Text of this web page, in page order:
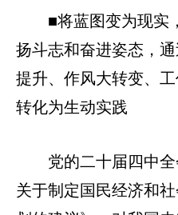
■将蓝图变为现实
扬斗志和奋进姿态，
提升、作风大转变、
转化为生动实践
党的二十届四中
关于制定国民经济和